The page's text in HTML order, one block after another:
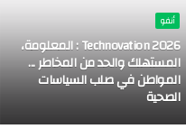
أنفو
Technovation 2026 : المعلومة،
المستهلك والحد من المخاطر ...
المواطن في صلب السياسات
الصحية